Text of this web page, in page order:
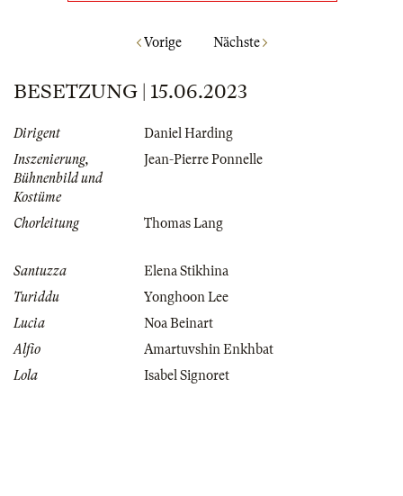
Vorige Nächste
BESETZUNG | 15.06.2023
Dirigent
Daniel Harding
Inszenierung,
Bühnenbild und
Kostüme
Jean-Pierre Ponnelle
Chorleitung Thomas Lang
Santuzza
Elena Stikhina
Turiddu
Yonghoon Lee
Lucia
Noa Beinart
Alfio
Amartuvshin Enkhbat
Lola
Isabel Signoret